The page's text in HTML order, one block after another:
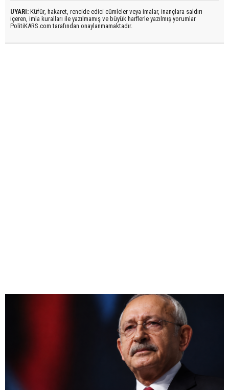
UYARI: Küfür, hakaret, rencide edici cümleler veya imalar, inançlara saldırı
içeren, imla kuralları ile yazılmamış ve büyük harflerle yazılmış yorumlar
PolitiKARS.com tarafından onaylanmamaktadır.